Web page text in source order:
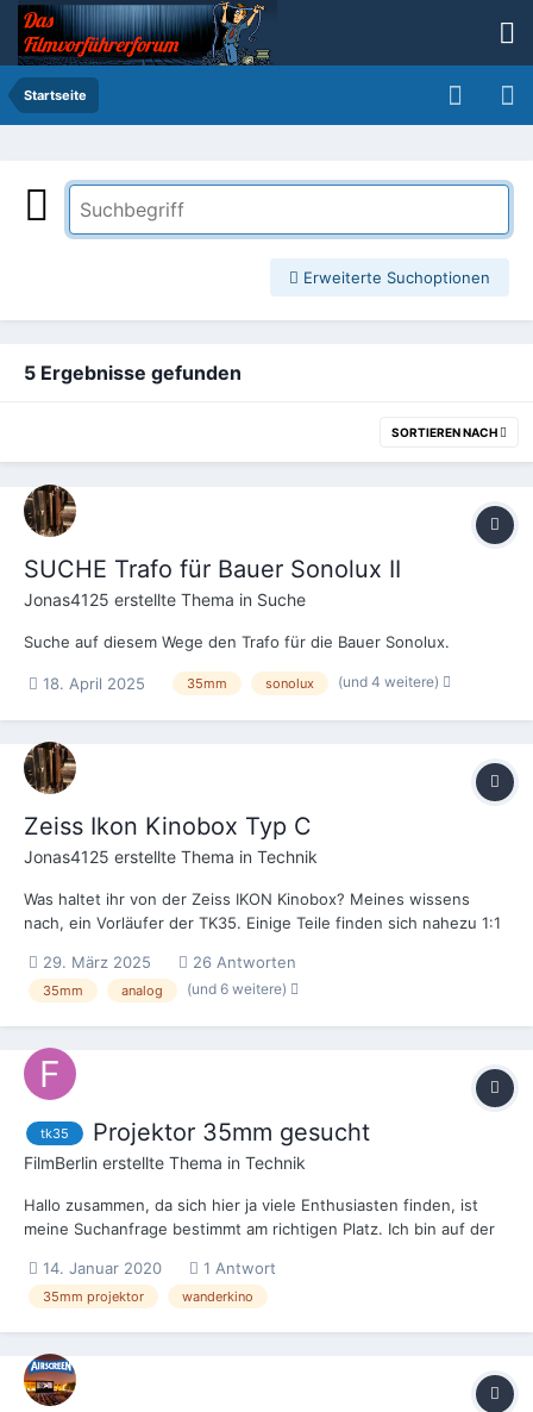
Startseite
Erweiterte Suchoptionen
5 Ergebnisse gefunden
SORTIEREN NACH
SUCHE Trafo für Bauer Sonolux II
Jonas4125 erstellte Thema in Suche
Suche auf diesem Wege den Trafo für die Bauer Sonolux.
18. April 2025 35mm sonolux (und 4 weitere)
Zeiss Ikon Kinobox Typ C
Jonas4125 erstellte Thema in Technik
Was haltet ihr von der Zeiss IKON Kinobox? Meines wissens
nach, ein Vorläufer der TK35. Einige Teile finden sich nahezu 1:1
so häufig anzutreffen wie die Sono- lux. Die Aufstellung dürfte
von allen Wanderkinos am einfachs...
29. März 2025 26 Antworten
35mm analog (und 6 weitere)
tk35 Projektor 35mm gesucht
FilmBerlin erstellte Thema in Technik
Hallo zusammen, da sich hier ja viele Enthusiasten finden, ist
meine Suchanfrage bestimmt am richtigen Platz. Ich bin auf der
(Kino) Projektor. Das System sollte möglichst mobil sein, z.B.
TK35, auch als komplettes Wanderki...
14. Januar 2020 1 Antwort
35mm projektor wanderkino